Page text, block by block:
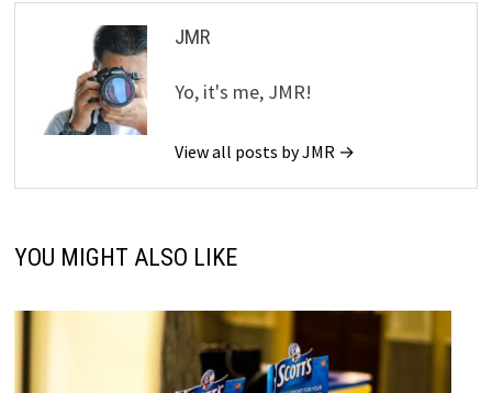
JMR
Yo, it's me, JMR!
View all posts by JMR →
YOU MIGHT ALSO LIKE